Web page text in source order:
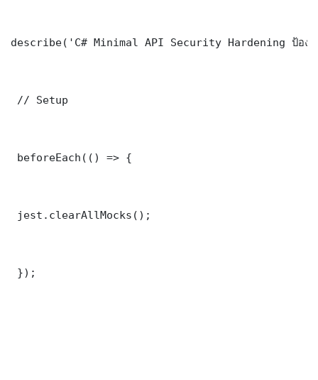
describe('C# Minimal API Security Hardening ป้อ
// Setup
beforeEach(() => {
jest.clearAllMocks();
});